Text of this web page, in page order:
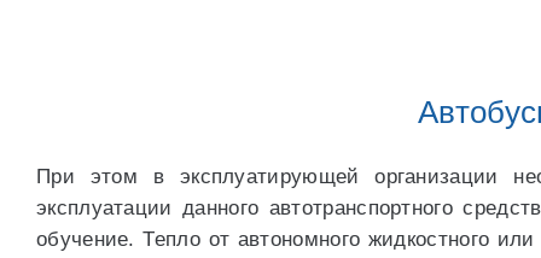
При этом в эксплуатирующей организации
эксплуатации данного автотранспортного
обучение. Тепло от автономного жидкостного